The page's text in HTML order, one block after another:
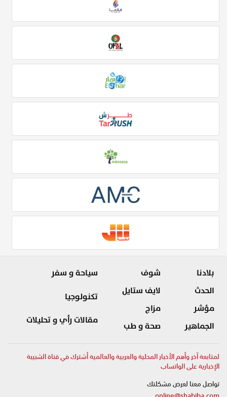
بلادنا
الحدث
مؤشر
الجماهير
شوف
لايف ستايل
مزاج
صحة و طب
سياحة و سفر
تكنولوجيا
مقالات رأي و تحليلات
لمتابعة آخر وأهم الأخبار المحلية والعربية والعالمية أشترك في قناة الشبيبة
الإخبارية على الواتساب
تواصل معنا لعرض مشكلتك